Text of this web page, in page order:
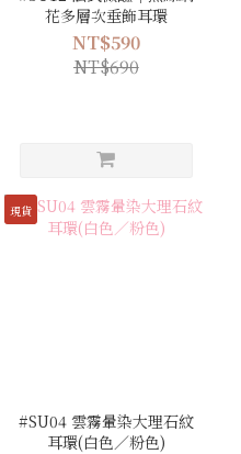
花多層次垂飾耳環
NT$590
NT$690
現貨
#SU04 雲霧暈染大理石紋
耳環(白色／粉色)